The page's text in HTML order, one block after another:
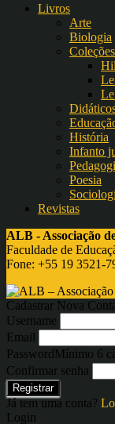
Livros
Arte
Biologia
Coleções
História
Infanto
Poesia
Revistas
ALB - Associação
Faculdade de
Fone: +55 19 3521-
Cadastrar Nova
Username
Email
PasswordMínimo 6
Confirmar senha
Registrar
Já tem uma conta?
Login